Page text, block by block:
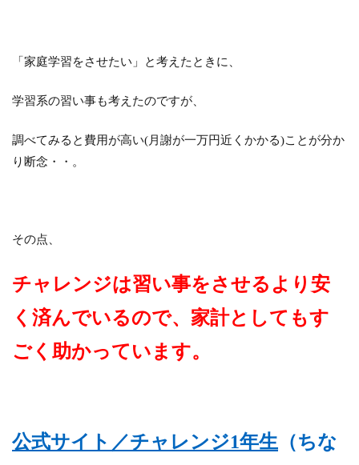
「家庭学習をさせたい」と考えたときに、
学習系の習い事も考えたのですが、
調べてみると費用が高い(月謝が一万円近くかかる)ことが分か
り断念・・。
その点、
チャレンジは習い事をさせるより安
く済んでいるので、家計としてもす
ごく助かっています。
公式サイト／チャレンジ1年生 （ちな